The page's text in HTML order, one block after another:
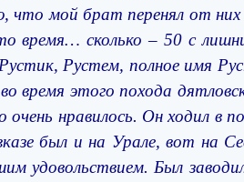
что мой брат перенял от
время… сколько – 50 с
Рустем, полное имя
время этого похода
очень нравилось. Он ходил
был и на Урале, вот на
удовольствием. Был